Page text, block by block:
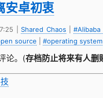
安卓初衷
Shared Chaos |#Alibaba
source #operating system
论。(存档防止将来有人删